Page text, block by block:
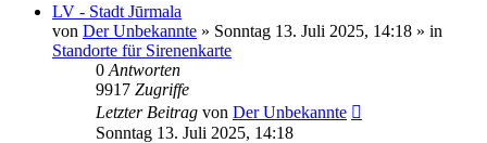
LV - Stadt Jūrmala
von Der Unbekannte » Sonntag 13. Juli 2025, 14:18 » in
Standorte für Sirenenkarte
0 Antworten
9917 Zugriffe
Letzter Beitrag von Der Unbekannte
Sonntag 13. Juli 2025, 14:18